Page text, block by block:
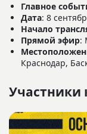
Главное
Дата: 8
Начало
Прямой эфир:
Краснодар,
Участники